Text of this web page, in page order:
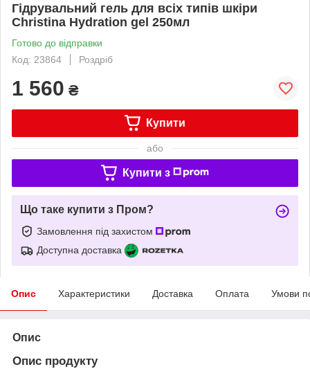
Гідрувальний гель для всіх типів шкіри
Christina Hydration gel 250мл
Готово до відправки
Код: 23864
Роздріб
1 560 ₴
Купити
або
Купити з
Що таке купити з Пром?
Замовлення під захистом
Доступна доставка
Опис Характеристики Доставка Оплата Умови
Опис
Опис продукту